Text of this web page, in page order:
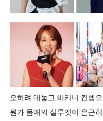
오히려 대놓고 비키니 컨셉
뭔가 몸매의 실루엣이 은근